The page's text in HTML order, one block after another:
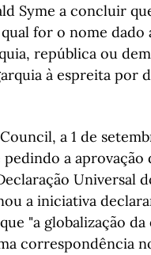
Syme a concluir
qual for o nome dado
república ou
à espreita por
a 1 de
a aprovação
Universal
a iniciativa
"a globalização
correspondência